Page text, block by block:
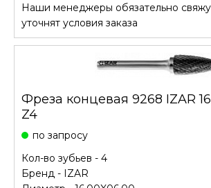
СТОИМОСТЬ
Наши менеджеры обязательно
уточнят условия заказа
Фреза концевая 9268 IZAR
Z4
по запросу
Кол-во зубьев - 4
Бренд - IZAR